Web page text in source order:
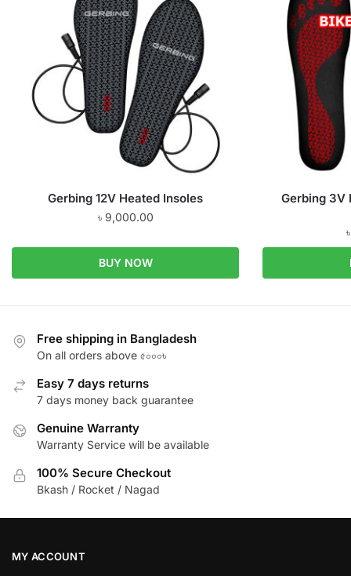
Gerbing 12V Heated Insoles
৳ 9,000.00
BUY NOW
Gerbing 3V
Free shipping in Bangladesh
On all orders above ৫০০০৳
Easy 7 days returns
7 days money back guarantee
Genuine Warranty
Warranty Service will be available
100% Secure Checkout
Bkash / Rocket / Nagad
MY ACCOUNT